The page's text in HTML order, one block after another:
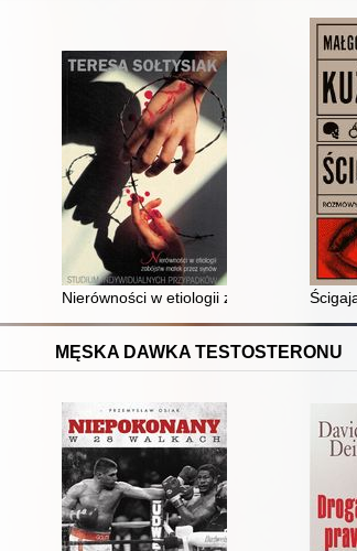
i bezpieczeństwa państwa
penalnychNierówności w etiologii zabójstw matek
MĘSKA DAWKA TESTOSTERONU